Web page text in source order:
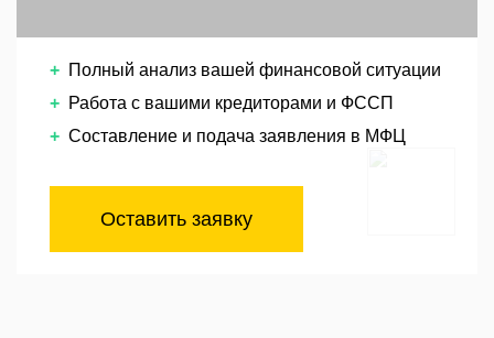
Полный анализ вашей финансовой ситуации
Работа с вашими кредиторами и ФССП
Составление и подача заявления в МФЦ
Оставить заявку